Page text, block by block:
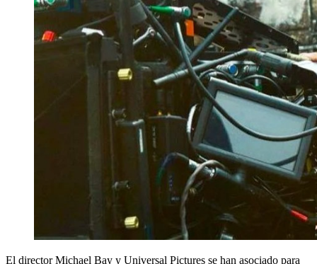
El director Michael Bay y Universal Pictures se han asociado para